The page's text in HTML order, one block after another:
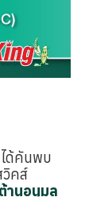
ด้คันพบ
คส์
านอนุมูล